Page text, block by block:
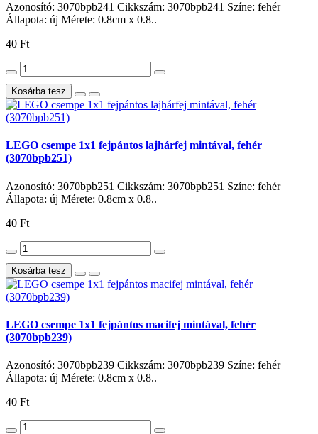
Azonosító: 3070bpb241 Cikkszám: 3070bpb241 Színe: fehér
Állapota: új Mérete: 0.8cm x 0.8..
40 Ft
Kosárba tesz
LEGO csempe 1x1 fejpántos lajhárfej mintával, fehér
(3070bpb251)
Azonosító: 3070bpb251 Cikkszám: 3070bpb251 Színe: fehér
Állapota: új Mérete: 0.8cm x 0.8..
40 Ft
Kosárba tesz
LEGO csempe 1x1 fejpántos macifej mintával, fehér
(3070bpb239)
Azonosító: 3070bpb239 Cikkszám: 3070bpb239 Színe: fehér
Állapota: új Mérete: 0.8cm x 0.8..
40 Ft